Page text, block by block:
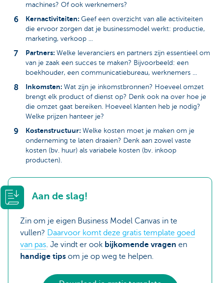
machines? Of ook werknemers?
Kernactiviteiten: Geef een overzicht van alle activiteiten
die ervoor zorgen dat je businessmodel werkt: productie,
marketing, verkoop ...
Partners: Welke leveranciers en partners zijn essentieel om
van je zaak een succes te maken? Bijvoorbeeld: een
boekhouder, een communicatiebureau, werknemers ...
Inkomsten: Wat zijn je inkomstbronnen? Hoeveel omzet
brengt elk product of dienst op? Denk ook na over hoe je
die omzet gaat bereiken. Hoeveel klanten heb je nodig?
Welke prijzen hanteer je?
Kostenstructuur: Welke kosten moet je maken om je
onderneming te laten draaien? Denk aan zowel vaste
kosten (bv. huur) als variabele kosten (bv. inkoop
producten).
Aan de slag!
Zin om je eigen Business Model Canvas in te
vullen? Daarvoor komt deze gratis template goed
van pas. Je vindt er ook bijkomende vragen en
handige tips om je op weg te helpen.